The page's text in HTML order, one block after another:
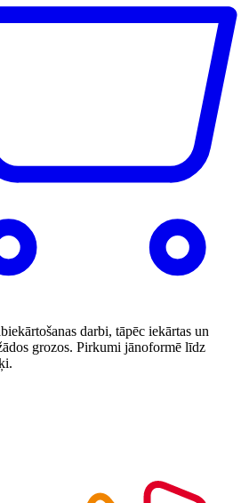
darbi, tāpēc iekārtas un
grozos. Pirkumi jānoformē līdz